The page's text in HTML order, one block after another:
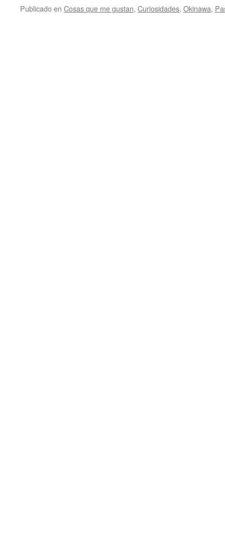
Publicado en Cosas que me gustan, Curiosidades, Okinawa,